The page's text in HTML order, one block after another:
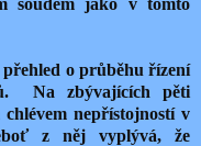
přehled o průběhu řízení
Na zbývajících pěti
nepřístojností v
z něj vyplývá, že